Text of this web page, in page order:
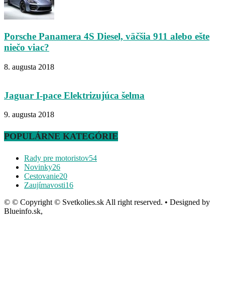
Porsche Panamera 4S Diesel, väčšia 911 alebo ešte
niečo viac?
8. augusta 2018
Jaguar I-pace Elektrizujúca šelma
9. augusta 2018
POPULÁRNE KATEGÓRIE
Rady pre motoristov54
Novinky26
Cestovanie20
Zaujímavosti16
© © Copyright © Svetkolies.sk All right reserved. • Designed by
Blueinfo.sk,